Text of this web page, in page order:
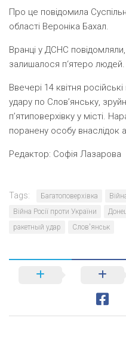
Про це повідомила
області Вероніка Бахал.
Вранці у ДСНС
залишалося п‘ятеро людей.
Ввечері 14 квітня
удару по Слов’янську,
п’ятиповерхівку у місті.
поранену особу внаслідок
Редактор: Софія Лазарова
Tags: Багатоповерхівка
Війна Росії проти України
ракетный удар
Слов'янськ